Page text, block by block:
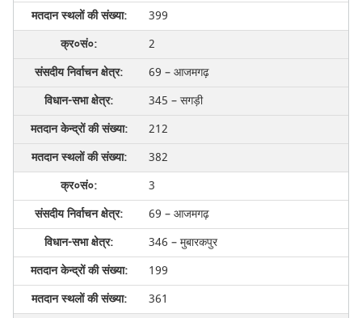
399
2
69 – आजमगढ़
345 – सगड़ी
212
382
3
69 – आजमगढ़
346 – मुबारकपुर
199
361